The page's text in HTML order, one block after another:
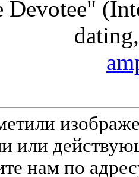
Devotee"
или
нам по